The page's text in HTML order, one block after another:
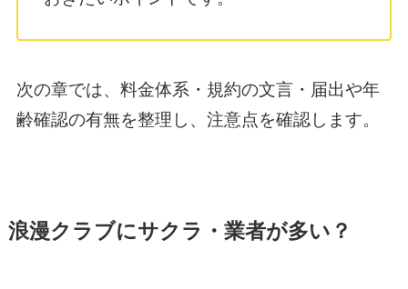
次の章では、料金体系・規約の文言・届出や年
齢確認の有無を整理し、注意点を確認します。
浪漫クラブにサクラ・業者が多い？